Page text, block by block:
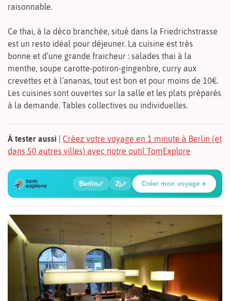
raisonnable.
Ce thai, à la déco branchée, situé dans la Friedrichstrasse
est un resto idéal pour déjeuner. La cuisine est très
bonne et d’une grande fraicheur : salades thai à la
menthe, soupe carotte-potiron-gingenbre, curry aux
crevettes et à l’ananas, tout est bon et pour moins de 10€.
Les cuisines sont ouvertes sur la salle et les plats préparés
à la demande. Tables collectives ou individuelles.
À tester aussi
Créez votre voyage en 1 minute à Berlin (et
dans 50 autres villes) avec notre outil TomExplore
🔍
🔍
🔍
🍲
🔍
🔍
Place Potsdamer
Berlin 2j Créer mon voyage